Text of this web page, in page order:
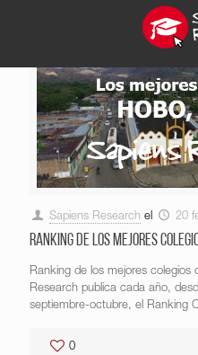
Sapiens Research el 20
Ranking de los mejores
Ranking de los mejores colegios
Research publica cada año,
septiembre-octubre, el Ranking
0